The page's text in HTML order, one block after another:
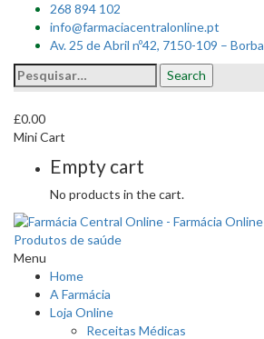
268 894 102
info@farmaciacentralonline.pt
Av. 25 de Abril nº42, 7150-109 – Borba
Search
for:
Search
£0.00
Mini Cart
Empty cart
No products in the cart.
Menu
Home
A Farmácia
Loja Online
Receitas Médicas